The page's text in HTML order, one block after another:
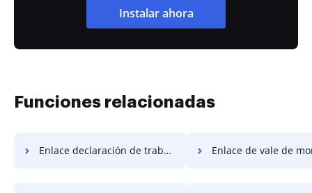
Instalar ahora
Funciones relacionadas
Enlace declaración de trabajo de moneda Enlace de vale de